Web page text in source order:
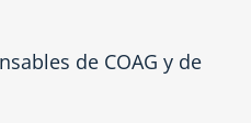
de COAG y de